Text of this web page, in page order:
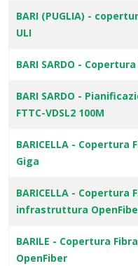
BARI (PUGLIA) -
ULI
BARI SARDO -
BARI SARDO -
FTTC-VDSL2 100M
BARICELLA -
Giga
BARICELLA - Copertura
infrastruttura
BARILE - Copertura
OpenFiber